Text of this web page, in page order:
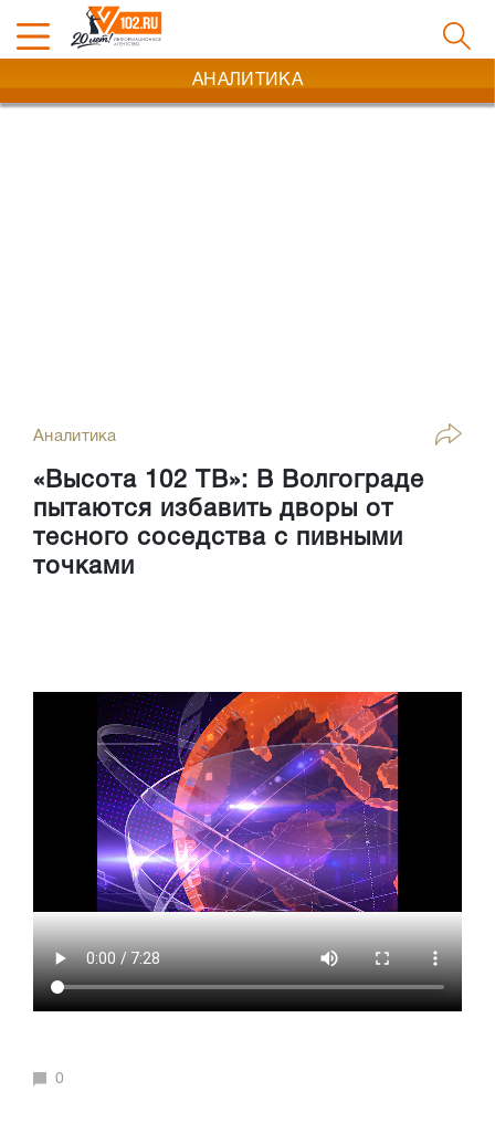
АНАЛИТИКА
Аналитика
«Высота 102 ТВ»: В Волгограде
пытаются избавить дворы от
тесного соседства с пивными
точками
0